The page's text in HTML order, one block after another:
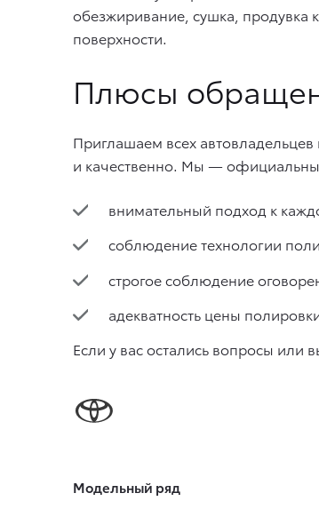
обезжиривание, сушка, продувка
поверхности.
Плюсы
Приглашаем всех автовладельцев
и качественно. Мы —
внимательный подход к
соблюдение технологии
строгое соблюдение
адекватность цены
Если у вас остались вопросы или
Модельный ряд